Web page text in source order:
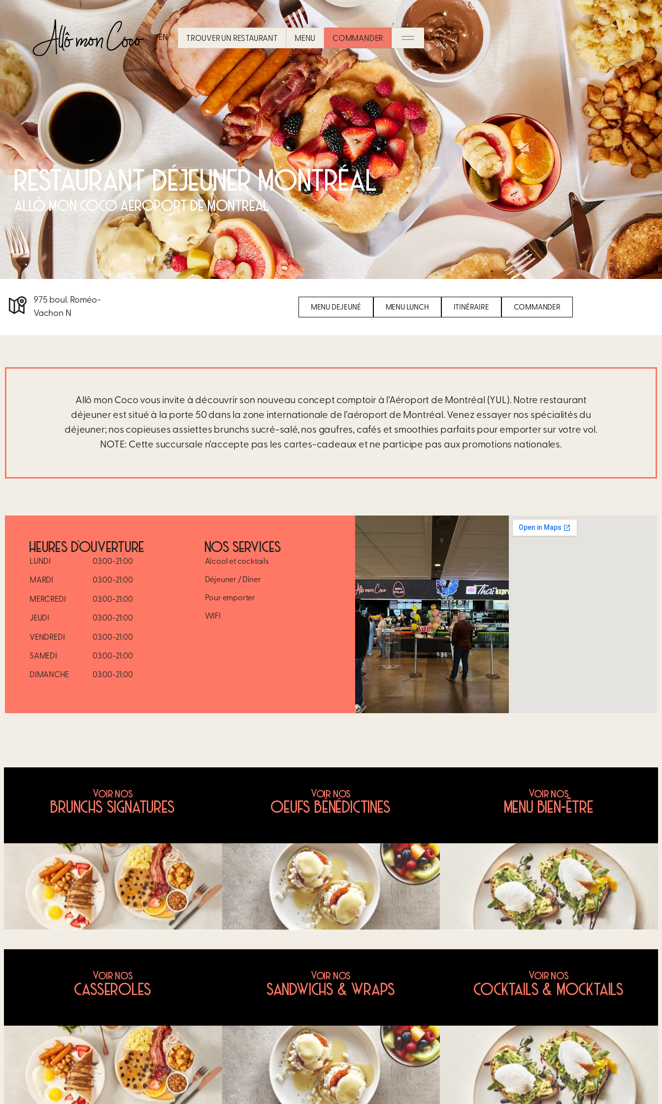
EN TROUVER UN RESTAURANT​ MENU COMMANDER
RESTAURANT DÉJEUNER MONTRÉAL
ALLÔ MON COCO AÉROPORT DE MONTRÉAL
975 boul. Roméo-
Vachon N
MENU DEJEUNÉ MENU LUNCH ITINÉRAIRE COMMANDER
Allô mon Coco vous invite à découvrir son nouveau concept comptoir à l’Aéroport de Montréal (YUL). Notre restaurant
déjeuner est situé à la porte 50 dans la zone internationale de l’aéroport de Montréal. Venez essayer nos spécialités du
déjeuner; nos copieuses assiettes brunchs sucré-salé, nos gaufres, cafés et smoothies parfaits pour emporter sur votre vol.
NOTE: Cette succursale n’accepte pas les cartes-cadeaux et ne participe pas aux promotions nationales.
HEURES D’OUVERTURE
LUNDI 03:00-21:00
MARDI 03:00-21:00
MERCREDI 03:00-21:00
JEUDI 03:00-21:00
VENDREDI 03:00-21:00
SAMEDI 03:00-21:00
DIMANCHE 03:00-21:00
NOS SERVICES
Alcool et cocktails
Déjeuner / Dîner
Pour emporter
WIFI
Voir nos
BRUNCHS SIGNATURES
Voir nos
OEUFS BÉNÉDICTINES
Voir nos
MENU BIEN-ÊTRE
Voir nos
CASSEROLES
Voir nos
SANDWICHS & WRAPS
Voir nos
COCKTAILS & MOCKTAILS